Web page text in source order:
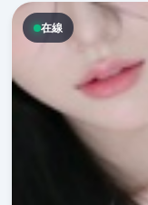
在線